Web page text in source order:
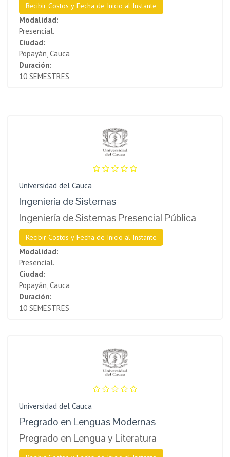
Recibir Costos y Fecha de Inicio al Instante
Modalidad:
Presencial.
Ciudad:
Popayán, Cauca
Duración:
10 SEMESTRES
Universidad del Cauca
Ingeniería de Sistemas
Ingeniería de Sistemas Presencial Pública
Recibir Costos y Fecha de Inicio al Instante
Modalidad:
Presencial.
Ciudad:
Popayán, Cauca
Duración:
10 SEMESTRES
Universidad del Cauca
Pregrado en Lenguas Modernas
Pregrado en Lengua y Literatura